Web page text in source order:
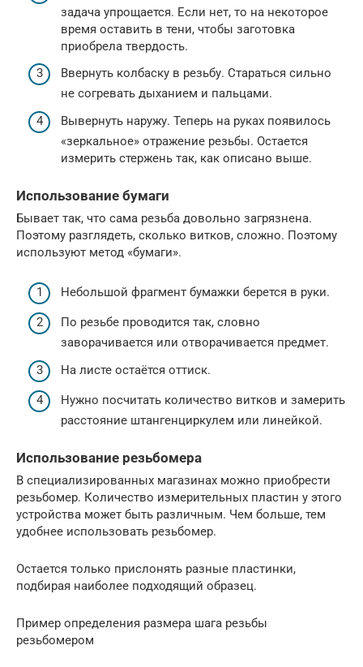
задача упрощается. Если нет, то на некоторое
время оставить в тени, чтобы заготовка
приобрела твердость.
Ввернуть колбаску в резьбу. Стараться сильно
не согревать дыханием и пальцами.
Вывернуть наружу. Теперь на руках появилось
«зеркальное» отражение резьбы. Остается
измерить стержень так, как описано выше.
Использование бумаги
Бывает так, что сама резьба довольно загрязнена.
Поэтому разглядеть, сколько витков, сложно. Поэтому
используют метод «бумаги».
Небольшой фрагмент бумажки берется в руки.
По резьбе проводится так, словно
заворачивается или отворачивается предмет.
На листе остаётся оттиск.
Нужно посчитать количество витков и замерить
расстояние штангенциркулем или линейкой.
Использование резьбомера
В специализированных магазинах можно приобрести
резьбомер. Количество измерительных пластин у этого
устройства может быть различным. Чем больше, тем
удобнее использовать резьбомер.
Остается только прислонять разные пластинки,
подбирая наиболее подходящий образец.
Пример определения размера шага резьбы
резьбомером